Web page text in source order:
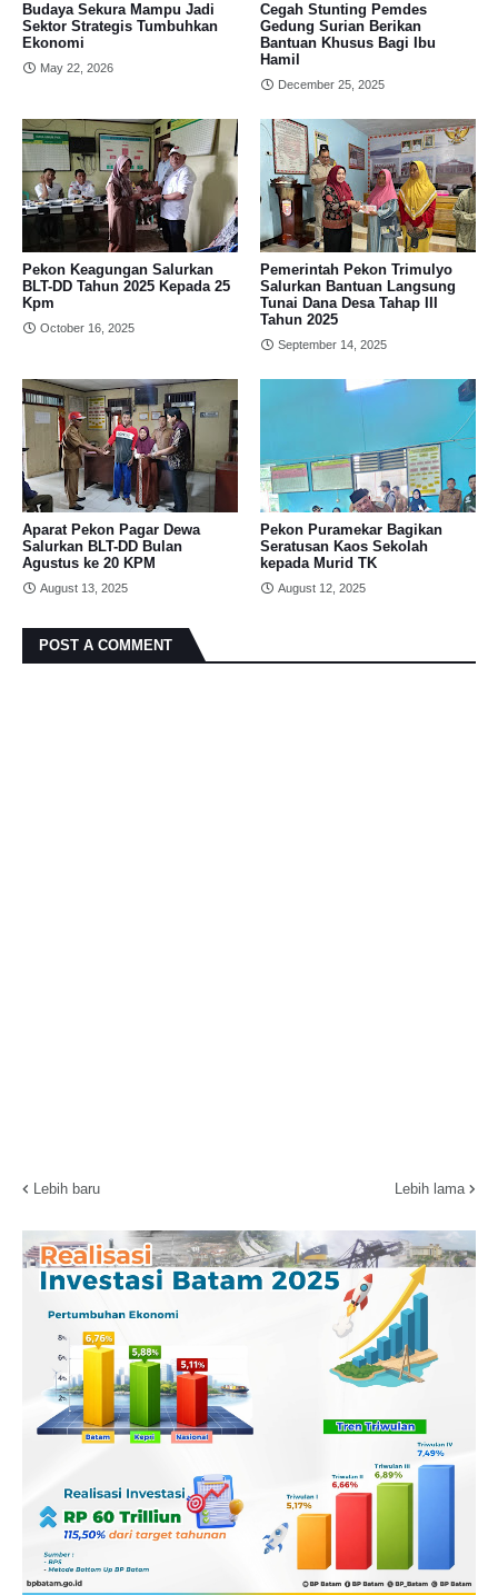
Budaya Sekura Mampu Jadi
Sektor Strategis Tumbuhkan
Ekonomi
May 22, 2026
Cegah Stunting Pemdes
Gedung Surian Berikan
Bantuan Khusus Bagi Ibu
Hamil
December 25, 2025
Pekon Keagungan Salurkan
BLT-DD Tahun 2025 Kepada 25
Kpm
October 16, 2025
Pemerintah Pekon Trimulyo
Salurkan Bantuan Langsung
Tunai Dana Desa Tahap III
Tahun 2025
September 14, 2025
Aparat Pekon Pagar Dewa
Salurkan BLT-DD Bulan
Agustus ke 20 KPM
August 13, 2025
Pekon Puramekar Bagikan
Seratusan Kaos Sekolah
kepada Murid TK
August 12, 2025
POST A COMMENT
Lebih baru Lebih lama